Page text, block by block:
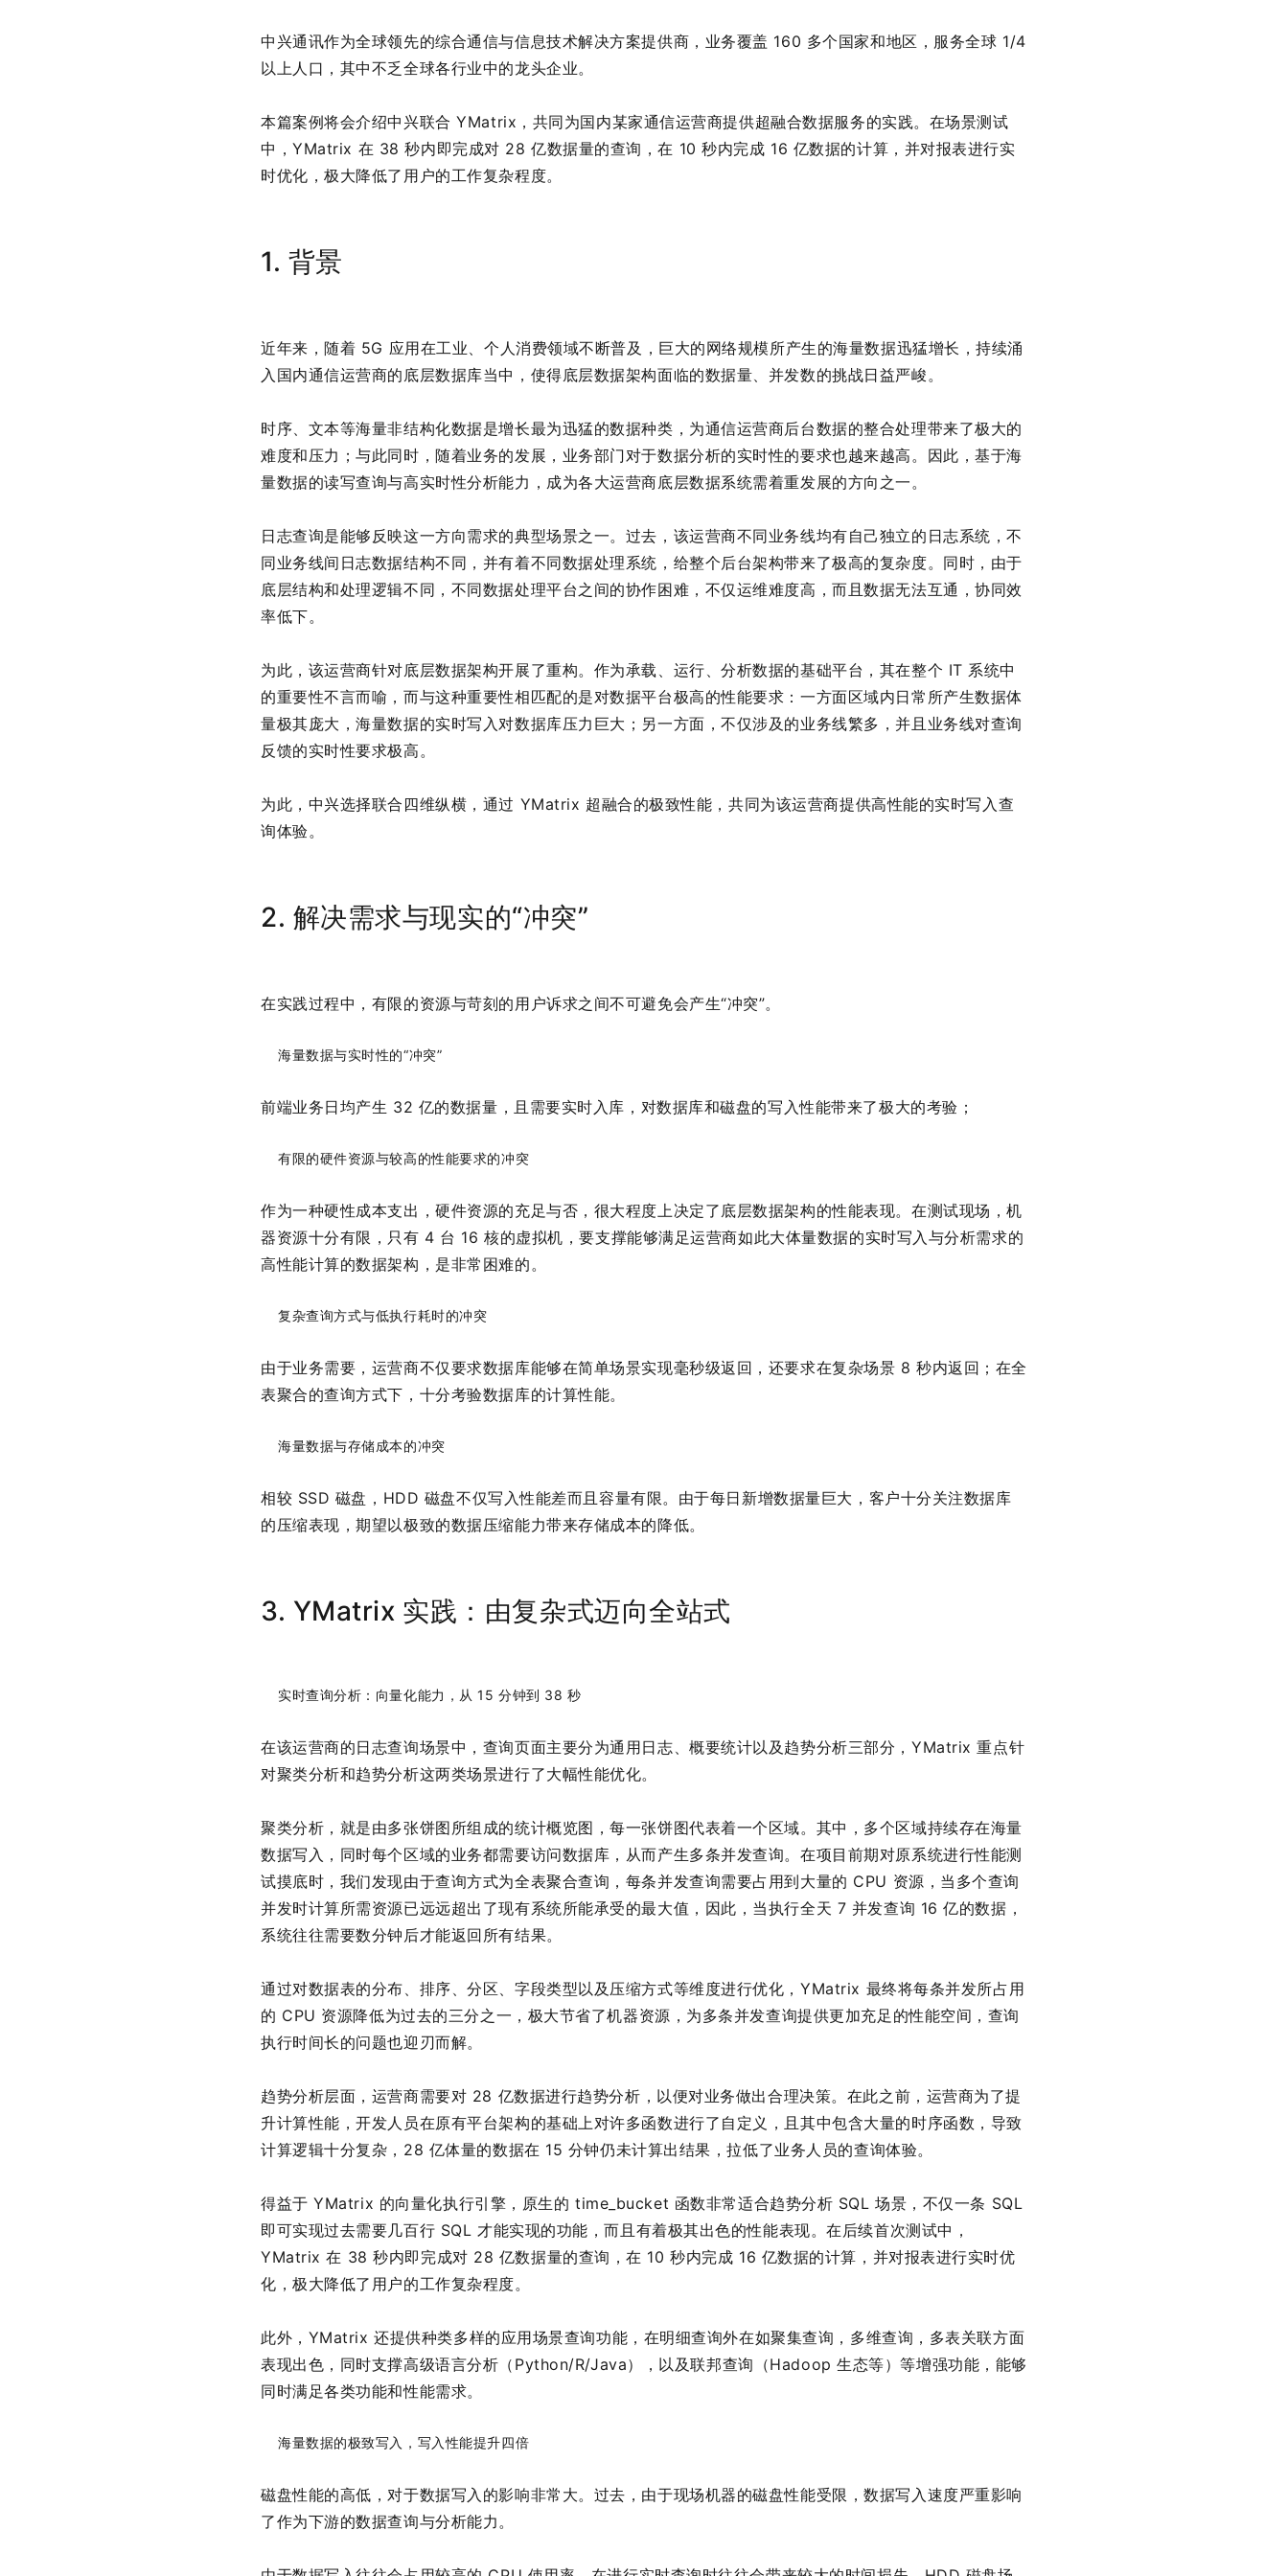
中兴通讯作为全球领先的综合通信与信息技术解决方案提供商，业务覆盖 160 多个国家和地区，服务全球 1/4
以上人口，其中不乏全球各行业中的龙头企业。
本篇案例将会介绍中兴联合 YMatrix，共同为国内某家通信运营商提供超融合数据服务的实践。在场景测试
中，YMatrix 在 38 秒内即完成对 28 亿数据量的查询，在 10 秒内完成 16 亿数据的计算，并对报表进行实
时优化，极大降低了用户的工作复杂程度。
1. 背景
近年来，随着 5G 应用在工业、个人消费领域不断普及，巨大的网络规模所产生的海量数据迅猛增长，持续涌
入国内通信运营商的底层数据库当中，使得底层数据架构面临的数据量、并发数的挑战日益严峻。
时序、文本等海量非结构化数据是增长最为迅猛的数据种类，为通信运营商后台数据的整合处理带来了极大的
难度和压力；与此同时，随着业务的发展，业务部门对于数据分析的实时性的要求也越来越高。因此，基于海
量数据的读写查询与高实时性分析能力，成为各大运营商底层数据系统需着重发展的方向之一。
日志查询是能够反映这一方向需求的典型场景之一。过去，该运营商不同业务线均有自己独立的日志系统，不
同业务线间日志数据结构不同，并有着不同数据处理系统，给整个后台架构带来了极高的复杂度。同时，由于
底层结构和处理逻辑不同，不同数据处理平台之间的协作困难，不仅运维难度高，而且数据无法互通，协同效
率低下。
为此，该运营商针对底层数据架构开展了重构。作为承载、运行、分析数据的基础平台，其在整个 IT 系统中
的重要性不言而喻，而与这种重要性相匹配的是对数据平台极高的性能要求：一方面区域内日常所产生数据体
量极其庞大，海量数据的实时写入对数据库压力巨大；另一方面，不仅涉及的业务线繁多，并且业务线对查询
反馈的实时性要求极高。
为此，中兴选择联合四维纵横，通过 YMatrix 超融合的极致性能，共同为该运营商提供高性能的实时写入查
询体验。
2. 解决需求与现实的“冲突”
在实践过程中，有限的资源与苛刻的用户诉求之间不可避免会产生“冲突”。
海量数据与实时性的“冲突”
前端业务日均产生 32 亿的数据量，且需要实时入库，对数据库和磁盘的写入性能带来了极大的考验；
有限的硬件资源与较高的性能要求的冲突
作为一种硬性成本支出，硬件资源的充足与否，很大程度上决定了底层数据架构的性能表现。在测试现场，机
器资源十分有限，只有 4 台 16 核的虚拟机，要支撑能够满足运营商如此大体量数据的实时写入与分析需求的
高性能计算的数据架构，是非常困难的。
复杂查询方式与低执行耗时的冲突
由于业务需要，运营商不仅要求数据库能够在简单场景实现毫秒级返回，还要求在复杂场景 8 秒内返回；在全
表聚合的查询方式下，十分考验数据库的计算性能。
海量数据与存储成本的冲突
相较 SSD 磁盘，HDD 磁盘不仅写入性能差而且容量有限。由于每日新增数据量巨大，客户十分关注数据库
的压缩表现，期望以极致的数据压缩能力带来存储成本的降低。
3. YMatrix 实践：由复杂式迈向全站式
实时查询分析：向量化能力，从 15 分钟到 38 秒
在该运营商的日志查询场景中，查询页面主要分为通用日志、概要统计以及趋势分析三部分，YMatrix 重点针
对聚类分析和趋势分析这两类场景进行了大幅性能优化。
聚类分析，就是由多张饼图所组成的统计概览图，每一张饼图代表着一个区域。其中，多个区域持续存在海量
数据写入，同时每个区域的业务都需要访问数据库，从而产生多条并发查询。在项目前期对原系统进行性能测
试摸底时，我们发现由于查询方式为全表聚合查询，每条并发查询需要占用到大量的 CPU 资源，当多个查询
并发时计算所需资源已远远超出了现有系统所能承受的最大值，因此，当执行全天 7 并发查询 16 亿的数据，
系统往往需要数分钟后才能返回所有结果。
通过对数据表的分布、排序、分区、字段类型以及压缩方式等维度进行优化，YMatrix 最终将每条并发所占用
的 CPU 资源降低为过去的三分之一，极大节省了机器资源，为多条并发查询提供更加充足的性能空间，查询
执行时间长的问题也迎刃而解。
趋势分析层面，运营商需要对 28 亿数据进行趋势分析，以便对业务做出合理决策。在此之前，运营商为了提
升计算性能，开发人员在原有平台架构的基础上对许多函数进行了自定义，且其中包含大量的时序函数，导致
计算逻辑十分复杂，28 亿体量的数据在 15 分钟仍未计算出结果，拉低了业务人员的查询体验。
得益于 YMatrix 的向量化执行引擎，原生的 time_bucket 函数非常适合趋势分析 SQL 场景，不仅一条 SQL
即可实现过去需要几百行 SQL 才能实现的功能，而且有着极其出色的性能表现。在后续首次测试中，
YMatrix 在 38 秒内即完成对 28 亿数据量的查询，在 10 秒内完成 16 亿数据的计算，并对报表进行实时优
化，极大降低了用户的工作复杂程度。
此外，YMatrix 还提供种类多样的应用场景查询功能，在明细查询外在如聚集查询，多维查询，多表关联方面
表现出色，同时支撑高级语言分析（Python/R/Java），以及联邦查询（Hadoop 生态等）等增强功能，能够
同时满足各类功能和性能需求。
海量数据的极致写入，写入性能提升四倍
磁盘性能的高低，对于数据写入的影响非常大。过去，由于现场机器的磁盘性能受限，数据写入速度严重影响
了作为下游的数据查询与分析能力。